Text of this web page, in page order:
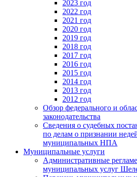
2023 год
2022 год
2021 год
2020 год
2019 год
2018 год
2017 год
2016 год
2015 год
2014 год
2013 год
2012 год
Обзор федерального и
законодательства
Сведения о судебных
по делам о признании
муниципальных НПА
Муниципальные услуги
Административные
муниципальных услуг